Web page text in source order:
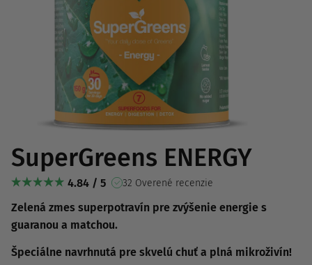
SuperGreens ENERGY
4.84 / 5 32 Overené recenzie
Zelená zmes superpotravín pre zvýšenie energie s
guaranou a matchou.
Špeciálne navrhnutá pre skvelú chuť a plná mikroživín!